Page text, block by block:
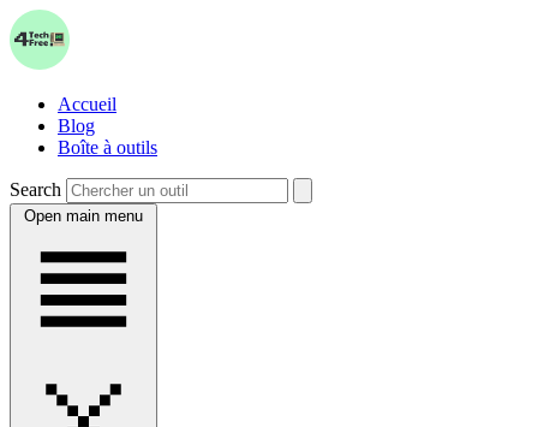
Accueil
Blog
Boîte à outils
Search
Open main menu